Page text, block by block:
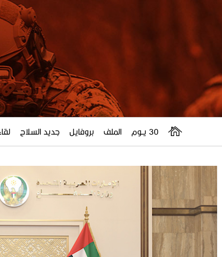
30 يــوم الملف بروفايل جديد السلاح